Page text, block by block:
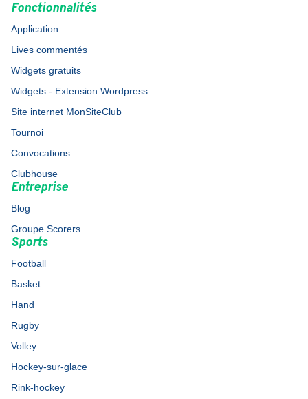
Fonctionnalités
Application
Lives commentés
Widgets gratuits
Widgets - Extension Wordpress
Site internet MonSiteClub
Tournoi
Convocations
Clubhouse
Entreprise
Blog
Groupe Scorers
Sports
Football
Basket
Hand
Rugby
Volley
Hockey-sur-glace
Rink-hockey